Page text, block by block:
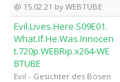
@ 15.02.21 by WEBTUBE
Evil.Lives.Here.S09E01.
What.If.He.Was.Innocen
t.720p.WEBRip.x264-WE
BTUBE
Evil - Gesichter des Bösen